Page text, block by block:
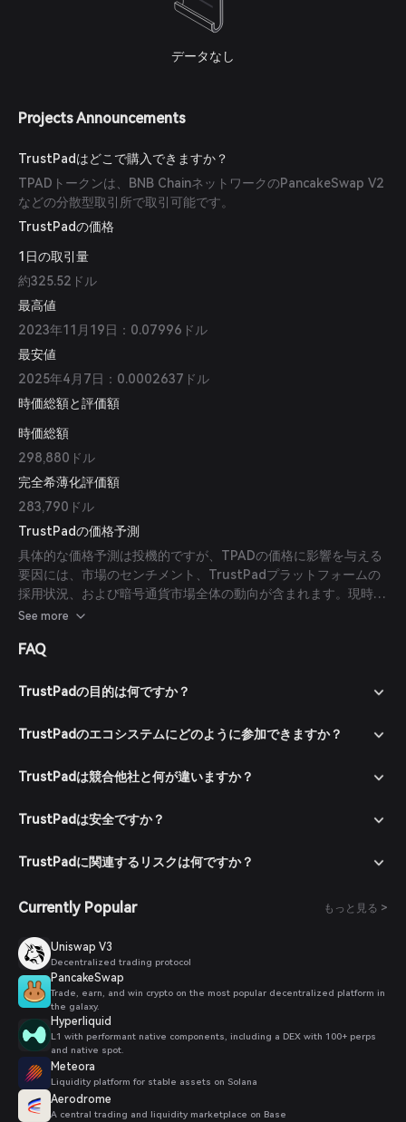
データなし
Projects Announcements
TrustPadはどこで購入できますか？
TPADトークンは、BNB ChainネットワークのPancakeSwap V2
などの分散型取引所で取引可能です。
TrustPadの価格
1日の取引量
約325.52ドル
最高値
2023年11月19日：0.07996ドル
最安値
2025年4月7日：0.0002637ドル
時価総額と評価額
時価総額
298,880ドル
完全希薄化評価額
283,790ドル
TrustPadの価格予測
具体的な価格予測は投機的ですが、TPADの価格に影響を与える
要因には、市場のセンチメント、TrustPadプラットフォームの
採用状況、および暗号通貨市場全体の動向が含まれます。現時点
では、信頼できる専門家や出版物からの予測はありません。
See more
FAQ
TrustPadの目的は何ですか？
TrustPadのエコシステムにどのように参加できますか？
TrustPadは競合他社と何が違いますか？
TrustPadは安全ですか？
TrustPadに関連するリスクは何ですか？
Currently Popular もっと見る >
Uniswap V3
Decentralized trading protocol
PancakeSwap
Trade, earn, and win crypto on the most popular decentralized platform in
the galaxy.
Hyperliquid
L1 with performant native components, including a DEX with 100+ perps
and native spot.
Meteora
Liquidity platform for stable assets on Solana
Aerodrome
A central trading and liquidity marketplace on Base